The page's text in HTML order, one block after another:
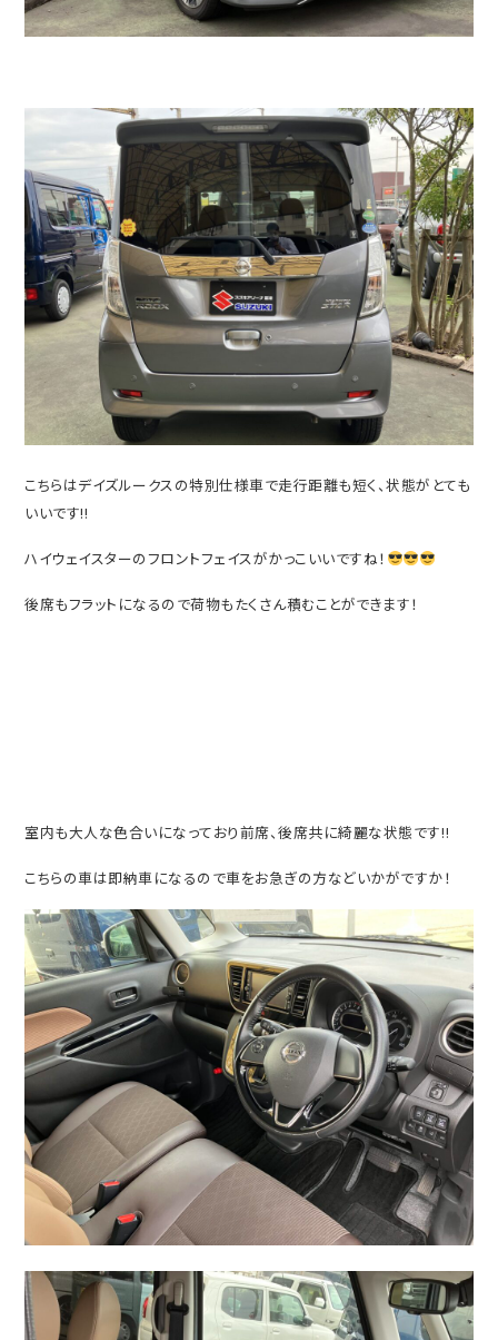
こちらはデイズルークスの特別仕様車で走行距離も短く、状態がとても
いいです‼
ハイウェイスターのフロントフェイスがかっこいいですね！
後席もフラットになるので荷物もたくさん積むことができます！
室内も大人な色合いになっており前席、後席共に綺麗な状態です‼
こちらの車は即納車になるので車をお急ぎの方などいかがですか！